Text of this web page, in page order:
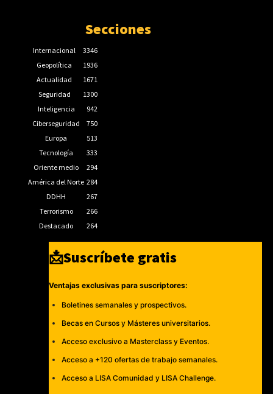
Secciones
Internacional
3346
Geopolítica
1936
Actualidad
1671
Seguridad
1300
Inteligencia
942
Ciberseguridad
750
Europa
513
Tecnología
333
Oriente medio
294
América del Norte 284
DDHH
267
Terrorismo
266
Destacado
264
📩Suscríbete gratis
Ventajas exclusivas para suscriptores:
Boletines semanales y prospectivos.
Becas en Cursos y Másteres universitarios.
Acceso exclusivo a Masterclass y Eventos.
Acceso a +120 ofertas de trabajo semanales.
Acceso a LISA Comunidad y LISA Challenge.